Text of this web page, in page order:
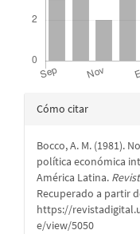
Detalles
artículo
Cómo citar
Bocco, A. M. (1981).
política económica
América Latina.
Recuperado a partir
https://
e/view/5050